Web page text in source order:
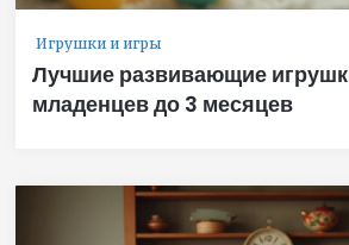
Игрушки и игры
Лучшие развивающие
младенцев до 3 месяцев